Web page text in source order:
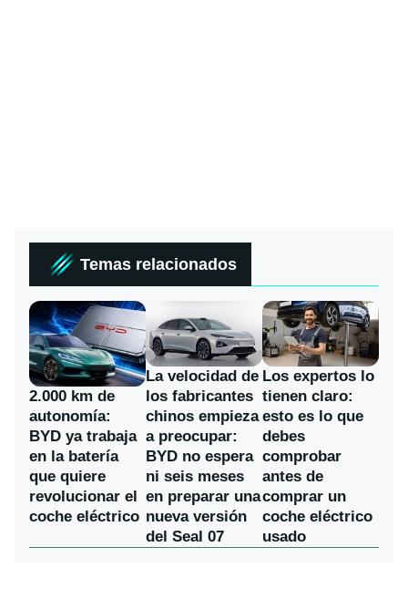
Temas relacionados
2.000 km de
autonomía:
BYD ya trabaja
en la batería
que quiere
revolucionar el
coche eléctrico
La velocidad de
los fabricantes
chinos empieza
a preocupar:
BYD no espera
ni seis meses
en preparar una
nueva versión
del Seal 07
Los expertos lo
tienen claro:
esto es lo que
debes
comprobar
antes de
comprar un
coche eléctrico
usado